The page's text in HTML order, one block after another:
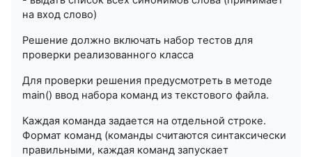
на вход слово)
Решение должно включать набор тестов для
проверки реализованного класса
Для проверки решения предусмотреть в методе
main() ввод набора команд из текстового файла.
Каждая команда задается на отдельной строке.
Формат команд (команды считаются синтаксически
правильными, каждая команд запускает